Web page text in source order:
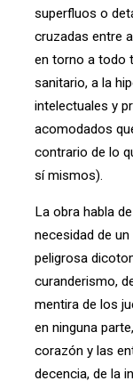
superfluos o
cruzadas entre
en torno a todo
sanitario, a la
intelectuales y
acomodados
contrario de lo
sí mismos).
La obra habla
necesidad de
peligrosa
curanderismo,
mentira de los
en ninguna
corazón y las
decencia, de la